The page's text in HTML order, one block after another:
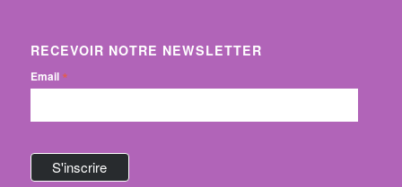
RECEVOIR NOTRE NEWSLETTER
Email *